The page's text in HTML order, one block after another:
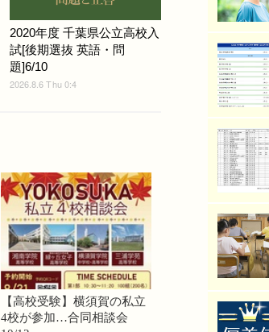
2020年度 千葉県公立高校入
試[後期選抜 英語・問
題]6/10
2026.8.6 Thu 0:4
【高校受験】横須賀の私立
4校が参加…合同相談会